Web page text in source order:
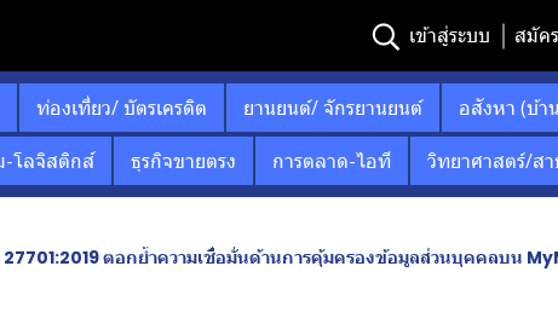
เข้าสู่ระบบ สมัค
ท่องเที่ยว/ บัตรเครดิต ยานยนต์/ จักรยานยนต์
อสังหา (บ้า
-โลจิสติกส์ ธุรกิจขายตรง การตลาด-ไอที วิทยาศาสตร์/ส
27701:2019 ตอกย้ำความเชื่อมั่นด้านการคุ้มครองข้อมูลส่วนบุคคลบน